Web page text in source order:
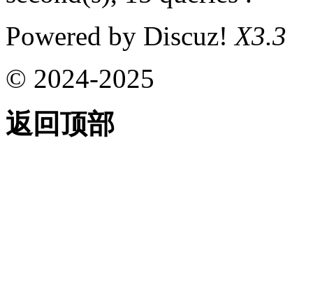
Powered by Discuz!X3.3
© 2024-2025
返回顶部